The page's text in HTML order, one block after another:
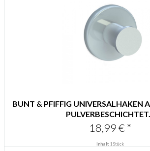
BUNT & PFIFFIG UNIVERSALHAKEN
PULVERBESCHICHTET...
18,99 € *
Inhalt 1 Stück